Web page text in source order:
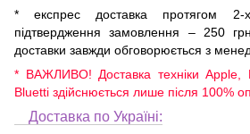
* експрес доставка протягом
підтвердження замовлення – 250
доставки завжди обговорюється з
* ВАЖЛИВО! Доставка техніки Apple,
Bluetti здійснюється лише після 100%
Доставка по Україні: